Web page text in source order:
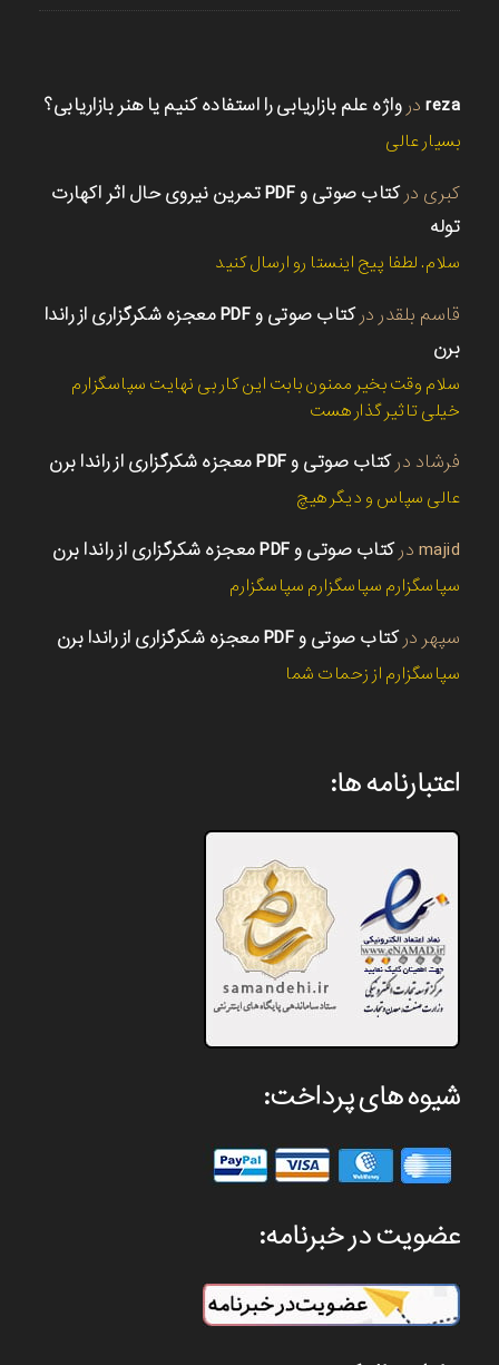
reza در واژه علم بازاریابی را استفاده کنیم یا هنر بازاریابی؟
بسیار عالی
کبری در
کتاب صوتی و PDF تمرین نیروی حال اثر اکهارت
توله
سلام. لطفا پیج اینستا رو ارسال کنید
قاسم بلقدر در
کتاب صوتی و PDF معجزه شکرگزاری از راندا
برن
سلام وقت بخیر ممنون بابت این کار بی نهایت سپاسگزارم
خیلی تاثیر گذار هست
فرشاد درکتاب صوتی و PDF معجزه شکرگزاری از راندا برن
عالی سپاس و دیگر هیچ
majid درکتاب صوتی و PDF معجزه شکرگزاری از راندا برن
سپاسگزارم سپاسگزارم سپاسگزارم
سپهر درکتاب صوتی و PDF معجزه شکرگزاری از راندا برن
سپاسگزارم از زحمات شما
اعتبارنامه ها:
شیوه های پرداخت:
عضویت در خبرنامه: